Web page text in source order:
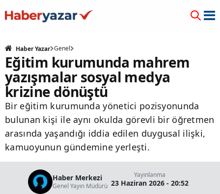
Haber Yazar Genel
Eğitim kurumunda mahrem
yazışmalar sosyal medya
krizine dönüştü
Bir eğitim kurumunda yönetici pozisyonunda
bulunan kişi ile aynı okulda görevli bir öğretmen
arasında yaşandığı iddia edilen duygusal ilişki,
kamuoyunun gündemine yerleşti.
Haber Merkezi
Genel Yayın Müdürü
Yayınlanma
23 Haziran 2026 - 20:52